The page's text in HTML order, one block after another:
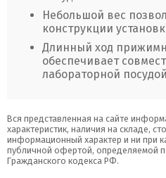
Небольшой вес
конструкции
Длинный ход
обеспечивает
лабораторной
Вся представленная на сайте
характеристик, наличия на складе,
информационный характер и ни при
публичной офертой, определяемой
Гражданского кодекса РФ.